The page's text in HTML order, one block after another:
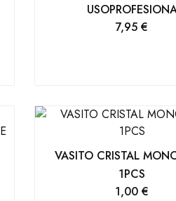
7,95€
VASITO CRISTAL
1PCS
1,00€